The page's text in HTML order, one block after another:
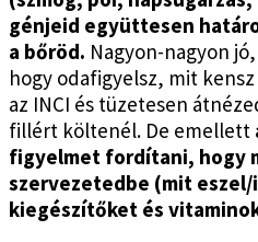
génjeid együttesen
a bőröd. Nagyon-nagyon
hogy odafigyelsz, mit
az INCI és tüzetesen
fillért költenél. De emellett
figyelmet fordítani, hogy
szervezetedbe (mit
kiegészítőket és